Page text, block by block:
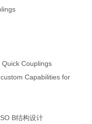
Couplings
Capabilities for
B结构设计